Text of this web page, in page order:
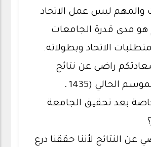
والمهم ليس عمل الاتحاد
هو مدى قدرة الجامعات
الاتحاد وبطولاته.
راضي عن نتائج
الجامعة للموسم الحالي (1435 ـ
، خاصة بعد تحقيق الجامعة
عن النتائج لأننا حققنا درع